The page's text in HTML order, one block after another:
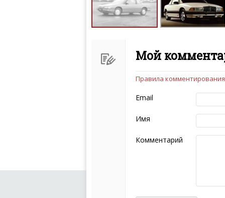
Мой
Чтобы ваш комментарий
следующих правил:
Комментарий не
эмоциональных
Не стоит
Пожалуйста, не
также призывы к
Не размещайте
Правила комментирования
Email
Имя
Комментарий